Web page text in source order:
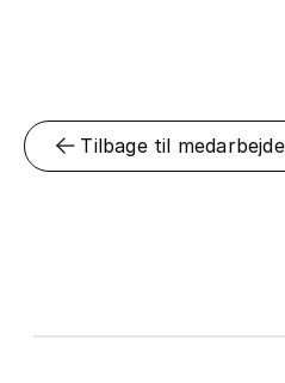
Tilbage til